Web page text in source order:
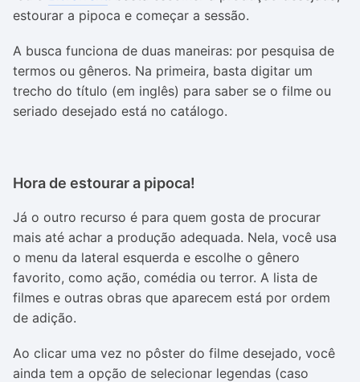
estourar a pipoca e começar a sessão.
A busca funciona de duas maneiras: por pesquisa de
termos ou gêneros. Na primeira, basta digitar um
trecho do título (em inglês) para saber se o filme ou
seriado desejado está no catálogo.
Hora de estourar a pipoca!
Já o outro recurso é para quem gosta de procurar
mais até achar a produção adequada. Nela, você usa
o menu da lateral esquerda e escolhe o gênero
favorito, como ação, comédia ou terror. A lista de
filmes e outras obras que aparecem está por ordem
de adição.
Ao clicar uma vez no pôster do filme desejado, você
ainda tem a opção de selecionar legendas (caso